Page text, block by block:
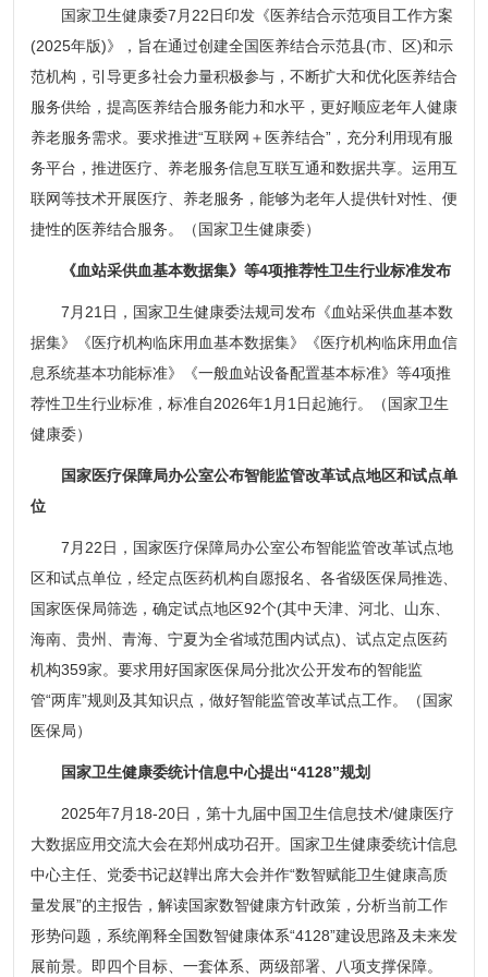
国家卫生健康委7月22日印发《医养结合示范项目工作方案
(2025年版)》，旨在通过创建全国医养结合示范县(市、区)和示
范机构，引导更多社会力量积极参与，不断扩大和优化医养结合
服务供给，提高医养结合服务能力和水平，更好顺应老年人健康
养老服务需求。要求推进“互联网＋医养结合”，充分利用现有服
务平台，推进医疗、养老服务信息互联互通和数据共享。运用互
联网等技术开展医疗、养老服务，能够为老年人提供针对性、便
捷性的医养结合服务。（国家卫生健康委）
《血站采供血基本数据集》等4项推荐性卫生行业标准发布
7月21日，国家卫生健康委法规司发布《血站采供血基本数
据集》《医疗机构临床用血基本数据集》《医疗机构临床用血信
息系统基本功能标准》《一般血站设备配置基本标准》等4项推
荐性卫生行业标准，标准自2026年1月1日起施行。（国家卫生
健康委）
国家医疗保障局办公室公布智能监管改革试点地区和试点单
位
7月22日，国家医疗保障局办公室公布智能监管改革试点地
区和试点单位，经定点医药机构自愿报名、各省级医保局推选、
国家医保局筛选，确定试点地区92个(其中天津、河北、山东、
海南、贵州、青海、宁夏为全省域范围内试点)、试点定点医药
机构359家。要求用好国家医保局分批次公开发布的智能监
管“两库”规则及其知识点，做好智能监管改革试点工作。（国家
医保局）
国家卫生健康委统计信息中心提出“4128”规划
2025年7月18-20日，第十九届中国卫生信息技术/健康医疗
大数据应用交流大会在郑州成功召开。国家卫生健康委统计信息
中心主任、党委书记赵韡出席大会并作“数智赋能卫生健康高质
量发展”的主报告，解读国家数智健康方针政策，分析当前工作
形势问题，系统阐释全国数智健康体系“4128”建设思路及未来发
展前景。即四个目标、一套体系、两级部署、八项支撑保障。